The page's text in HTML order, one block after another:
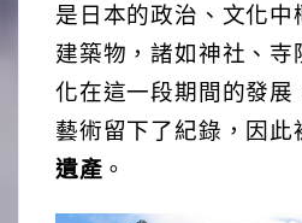
是日本的政治、文化中
建築物，諸如神社、寺
化在這一段期間的發展
藝術留下了紀錄，因此
遺產 。